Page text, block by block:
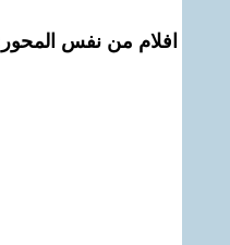
افلام من نفس